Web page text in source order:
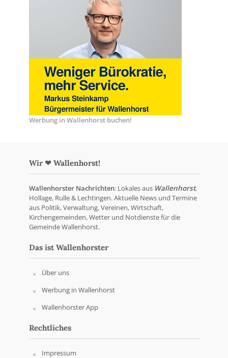
Werbung in Wallenhorst buchen!
Wir ❤ Wallenhorst!
Wallenhorster Nachrichten: Lokales aus Wallenhorst,
Hollage, Rulle & Lechtingen. Aktuelle News und Termine
aus Politik, Verwaltung, Vereinen, Wirtschaft,
Kirchengemeinden, Wetter und Notdienste für die
Gemeinde Wallenhorst.
Das ist Wallenhorster
Über uns
Werbung in Wallenhorst
Wallenhorster App
Rechtliches
Impressum